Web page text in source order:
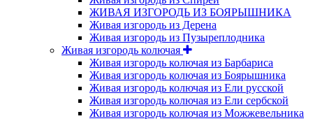
ЖИВАЯ ИЗГОРОДЬ ИЗ БОЯРЫШНИКА
Живая изгородь из Дерена
Живая изгородь из Пузыреплодника
Живая изгородь колючая
Живая изгородь колючая из Барбариса
Живая изгородь колючая из Боярышника
Живая изгородь колючая из Ели русской
Живая изгородь колючая из Ели сербской
Живая изгородь колючая из Можжевельника